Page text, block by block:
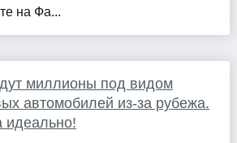
на Фа...
миллионы под видом
автомобилей из-за рубежа.
идеально!